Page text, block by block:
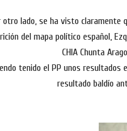
otro lado, se ha visto claramente
del mapa político español,
CHIA Chunta
tenido el PP unos
resultado baldío